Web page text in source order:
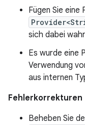
Fügen Sie
sich dabei
Es wurde eine
Verwendung
aus internen
Fehlerkorrekturen
Beheben Sie